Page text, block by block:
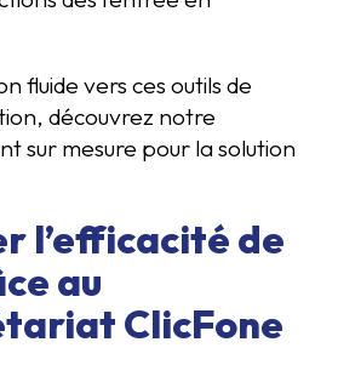
fluide vers ces outils de
découvrez notre
sur mesure pour la solution
l’efficacité de
au
ClicFone